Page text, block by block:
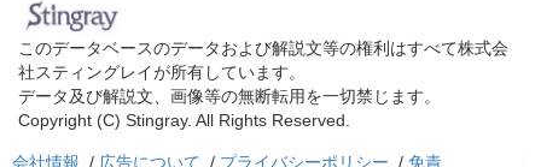
このデータベースのデータおよび解説文等の権利はすべて株式会
社スティングレイが所有しています。
データ及び解説文、画像等の無断転用を一切禁じます。
Copyright (C) Stingray. All Rights Reserved.
会社情報 / 広告について / プライバシーポリシー / 免責